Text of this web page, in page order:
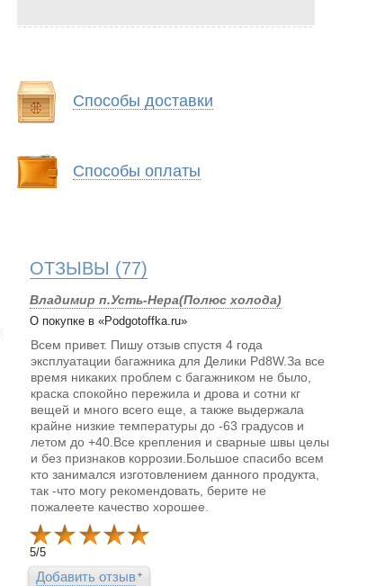
Способы доставки
Способы оплаты
ОТЗЫВЫ (77)
Владимир п.Усть-Нера(Полюс холода)
О покупке в «Podgotoffka.ru»
Всем привет. Пишу отзыв спустя 4 года
эксплуатации багажника для Делики Pd8W.За все
время никаких проблем с багажником не было,
краска спокойно пережила и дрова и сотни кг
вещей и много всего еще, а также выдержала
крайне низкие температуры до -63 градусов и
летом до +40.Все крепления и сварные швы целы
и без признаков коррозии.Большое спасибо всем
кто занимался изготовлением данного продукта,
так -что могу рекомендовать, берите не
пожалеете качество хорошее.
5/5
Добавить отзыв